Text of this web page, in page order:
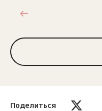
Поделиться